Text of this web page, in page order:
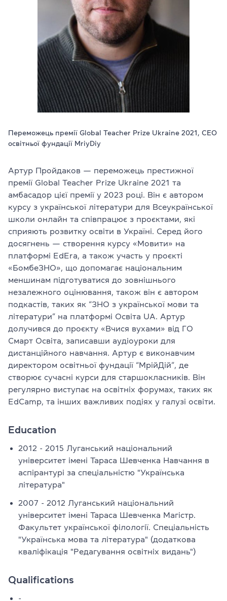
рівень
Залишити заявку
Мова сайту RU
(044) 580 11 00
(063) 580 11 00
(098) 580 11 00
Дивитись на Google Maps
Переможець премії Global Teacher Prize Ukraine 2021, CEO
освітньої фундації MriyDiy
Артур Пройдаков — переможець престижної
премії Global Teacher Prize Ukraine 2021 та
амбасадор цієї премії у 2023 році. Він є автором
курсу з української літератури для Всеукраїнської
школи онлайн та співпрацює з проєктами, які
сприяють розвитку освіти в Україні. Серед його
досягнень — створення курсу «Мовити» на
платформі EdEra, а також участь у проєкті
«БомбеЗНО», що допомагає національним
меншинам підготуватися до зовнішнього
незалежного оцінювання, також він є автором
подкастів, таких як “ЗНО з української мови та
літератури” на платформі Освіта UA. Артур
долучився до проєкту «Вчися вухами» від ГО
Смарт Освіта, записавши аудіоуроки для
дистанційного навчання. Артур є виконавчим
директором освітньої фундації “МрійДій”, де
створює сучасні курси для старшокласників. Він
регулярно виступає на освітніх форумах, таких як
EdCamp, та інших важливих подіях у галузі освіти.
Education
2012 - 2015 Луганський національний
університет імені Тараса Шевченка Навчання в
аспірантурі за спеціальністю "Українська
література"
2007 - 2012 Луганський національний
університет імені Тараса Шевченка Магістр.
Факультет української філології. Спеціальність
"Українська мова та література" (додаткова
кваліфікація "Редагування освітніх видань")
Qualifications
-